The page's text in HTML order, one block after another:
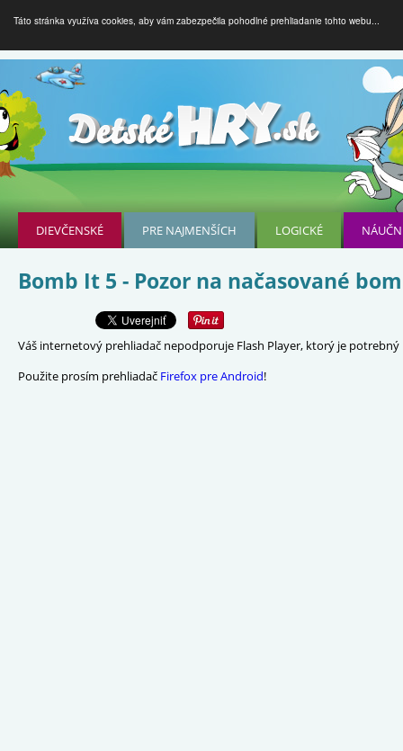
Táto stránka využíva cookies, aby vám zabezpečila pohodlné prehliadanie tohto webu...
DIEVČENSKÉ PRE NAJMENŠÍCH LOGICKÉ
Bomb It 5 - Pozor na načasované
Váš internetový prehliadač nepodporuje Flash Player, ktorý je
Použite prosím prehliadač Firefox pre Android!